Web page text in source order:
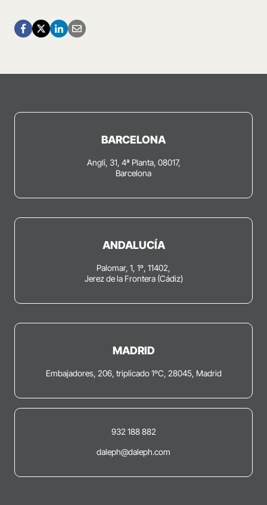
BARCELONA
Anglí, 31, 4ª Planta, 08017,
Barcelona
ANDALUCÍA
Palomar, 1, 1º, 11402,
Jerez de la Frontera (Cádiz)
MADRID
Embajadores, 206, triplicado 1ºC, 28045, Madrid
932 188 882
daleph@daleph.com